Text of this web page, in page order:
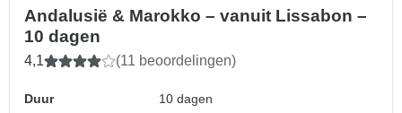
Andalusië & Marokko – vanuit Lissabon –
10 dagen
4,1 (11 beoordelingen)
Duur
10 dagen